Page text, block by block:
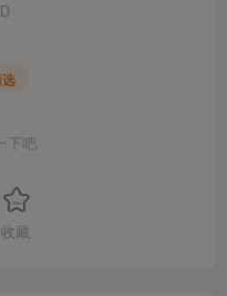
下吧
收藏